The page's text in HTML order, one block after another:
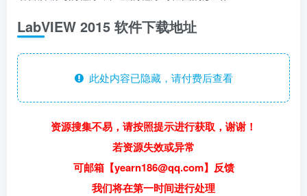
LabVIEW 2015 软件下载地址
此处内容已隐藏，请付费后查看
资源搜集不易，请按照提示进行获取，谢谢！
若资源失效或异常
可邮箱【yearn186@qq.com】反馈
我们将在第一时间进行处理